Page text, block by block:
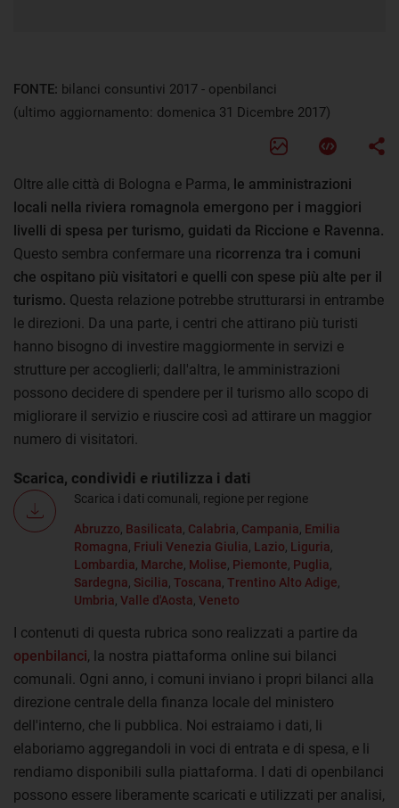
FONTE: bilanci consuntivi 2017 - openbilanci
(ultimo aggiornamento: domenica 31 Dicembre 2017)
Oltre alle città di Bologna e Parma, le amministrazioni
locali nella riviera romagnola emergono per i maggiori
livelli di spesa per turismo, guidati da Riccione e Ravenna.
Questo sembra confermare una ricorrenza tra i comuni
che ospitano più visitatori e quelli con spese più alte per il
turismo. Questa relazione potrebbe strutturarsi in entrambe
le direzioni. Da una parte, i centri che attirano più turisti
hanno bisogno di investire maggiormente in servizi e
strutture per accoglierli; dall'altra, le amministrazioni
possono decidere di spendere per il turismo allo scopo di
migliorare il servizio e riuscire così ad attirare un maggior
numero di visitatori.
Scarica, condividi e riutilizza i dati
Scarica i dati comunali, regione per regione
Abruzzo Basilicata Calabria Campania Emilia
Romagna Friuli Venezia Giulia Lazio Liguria
Lombardia Marche Molise Piemonte Puglia
Sardegna Sicilia Toscana Trentino Alto Adige
Umbria Valle d'Aosta Veneto
I contenuti di questa rubrica sono realizzati a partire da
openbilanci, la nostra piattaforma online sui bilanci
comunali. Ogni anno, i comuni inviano i propri bilanci alla
direzione centrale della finanza locale del ministero
dell'interno, che li pubblica. Noi estraiamo i dati, li
elaboriamo aggregandoli in voci di entrata e di spesa, e li
rendiamo disponibili sulla piattaforma. I dati di openbilanci
possono essere liberamente scaricati e utilizzati per analisi,